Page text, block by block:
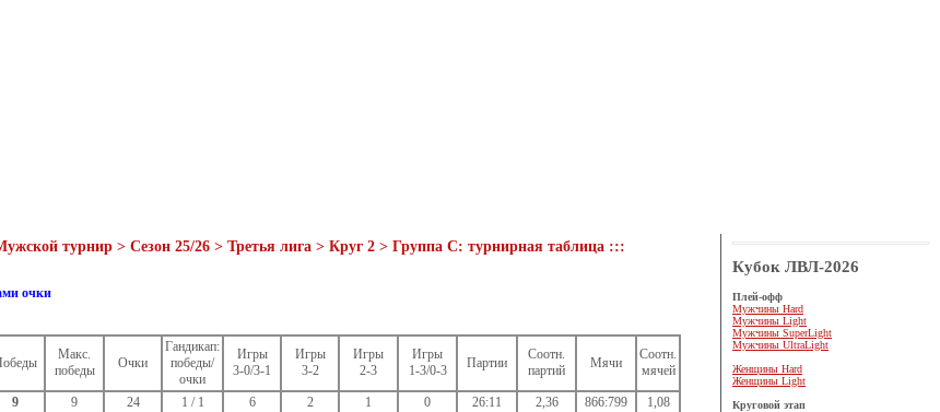
турнир > Сезон 25/26 > Третья лига > Круг 2 > Группа C: турнирная таблица :::
очки
Макс.
победы
Очки
Гандикап:
победы/
очки
Игры
3-0/3-1
Игры
3-2
Игры
2-3
Игры
1-3/0-3
Партии
Соотн.
партий
Мячи
Соотн.
мячей
9 9 24 1 / 1 6 2 1 0 26:11 2,36 866:799
1,08
Кубок ЛВЛ-2026
Плей-офф
Мужчины Hard
Мужчины Light
Мужчины SuperLight
Мужчины UltraLight
Женщины Hard
Женщины Light
Круговой этап